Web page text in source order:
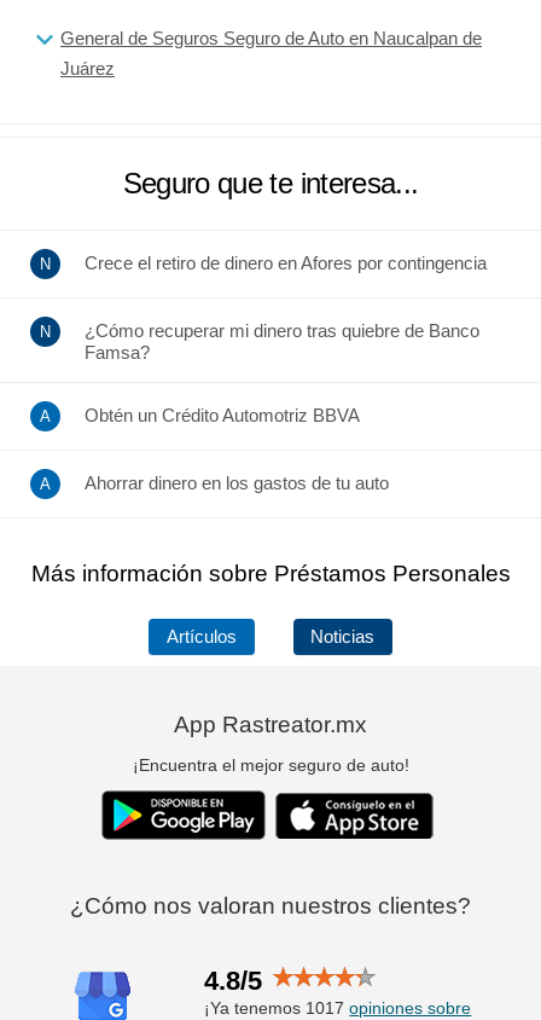
General de Seguros Seguro de Auto en Naucalpan de
Juárez
Seguro que te interesa...
Crece el retiro de dinero en Afores por contingencia
¿Cómo recuperar mi dinero tras quiebre de Banco
Famsa?
Obtén un Crédito Automotriz BBVA
Ahorrar dinero en los gastos de tu auto
Más información sobre Préstamos Personales
Artículos Noticias
App Rastreator.mx
¡Encuentra el mejor seguro de auto!
¿Cómo nos valoran nuestros clientes?
4.8/5
¡Ya tenemos 1017opiniones sobre